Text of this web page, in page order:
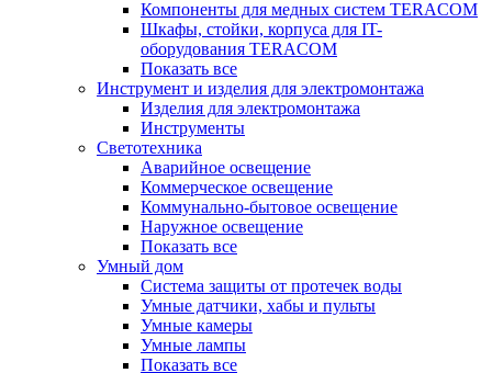
Компоненты для медных систем TERACOM
Шкафы, стойки, корпуса для IT-
оборудования TERACOM
Показать все
Инструмент и изделия для электромонтажа
Изделия для электромонтажа
Инструменты
Светотехника
Аварийное освещение
Коммерческое освещение
Коммунально-бытовое освещение
Наружное освещение
Показать все
Умный дом
Система защиты от протечек воды
Умные датчики, хабы и пульты
Умные камеры
Умные лампы
Показать все